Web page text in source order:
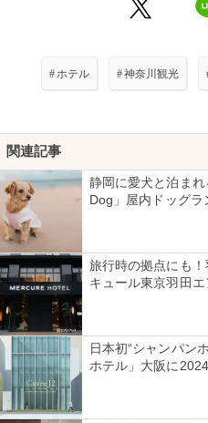
# ホテル #神奈川観光
関連記事
静岡に愛犬と泊ま
Dog」屋内ドッグラ
旅行時の拠点にも
キュール東京羽田
日本初“シャンパン
ホテル」大阪に